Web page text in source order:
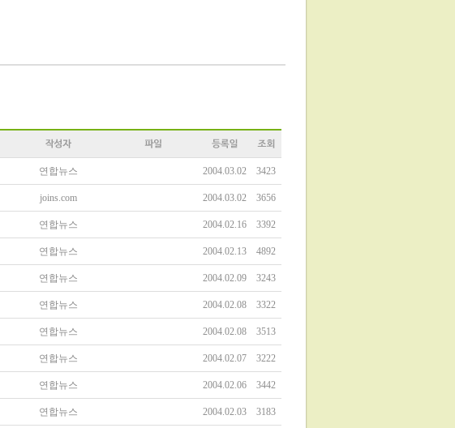
연합뉴스 2004.03.02 3423
joins.com 2004.03.02 3656
연합뉴스 2004.02.16 3392
연합뉴스 2004.02.13 4892
연합뉴스 2004.02.09 3243
연합뉴스 2004.02.08 3322
연합뉴스 2004.02.08 3513
연합뉴스 2004.02.07 3222
연합뉴스 2004.02.06 3442
연합뉴스 2004.02.03 3183